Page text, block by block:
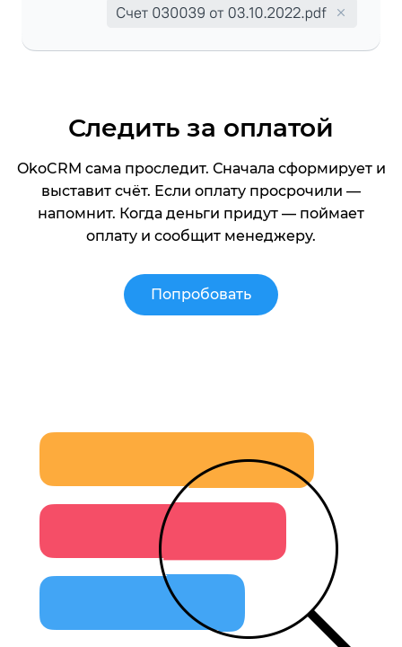
Следить за оплатой
OkoCRM сама проследит. Сначала сформирует и
выставит счёт. Если оплату просрочили —
напомнит. Когда деньги придут — поймает
оплату и сообщит менеджеру.
Попробовать